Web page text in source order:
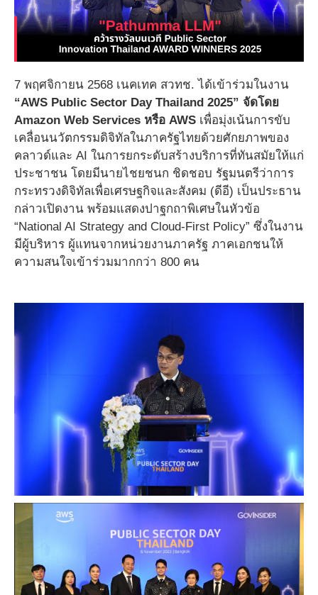
7 พฤศจิกายน 2568 เนคเทค สวทช. ได้เข้าร่วมในงาน
“AWS Public Sector Day Thailand 2025” จัดโดย
Amazon Web Services หรือ AWS เพื่อมุ่งเน้นการขับ
เคลื่อนนวัตกรรมดิจิทัลในภาครัฐไทยด้วยศักยภาพของ
คลาวด์และ AI ในการยกระดับสร้างบริการที่ทันสมัยให้แก่
ประชาชน โดยมีนายไชยชนก ชิดชอบ รัฐมนตรีว่าการ
กระทรวงดิจิทัลเพื่อเศรษฐกิจและสังคม (ดีอี) เป็นประธาน
กล่าวเปิดงาน พร้อมแสดงปาฐกถาพิเศษในหัวข้อ
“National AI Strategy and Cloud-First Policy” ซึ่งในงาน
มีผู้บริหาร ผู้แทนจากหน่วยงานภาครัฐ ภาคเอกชนให้
ความสนใจเข้าร่วมมากกว่า 800 คน